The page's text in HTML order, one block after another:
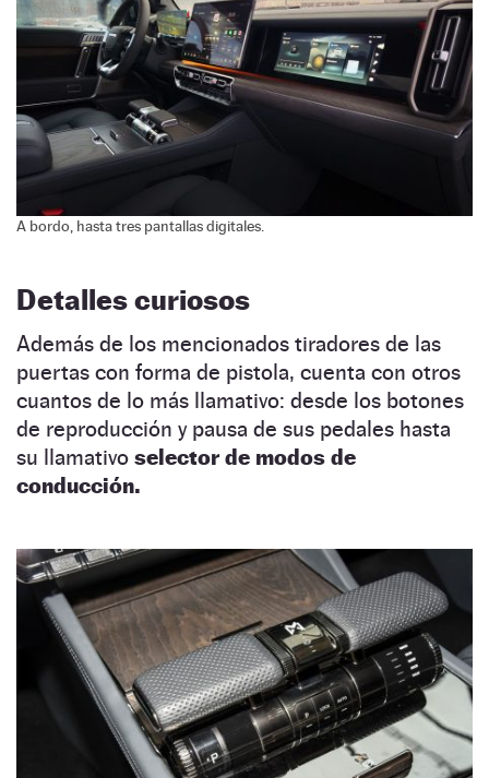
A bordo, hasta tres pantallas digitales.
Detalles curiosos
Además de los mencionados tiradores de las
puertas con forma de pistola, cuenta con otros
cuantos de lo más llamativo: desde los botones
de reproducción y pausa de sus pedales hasta
su llamativo selector de modos de
conducción.